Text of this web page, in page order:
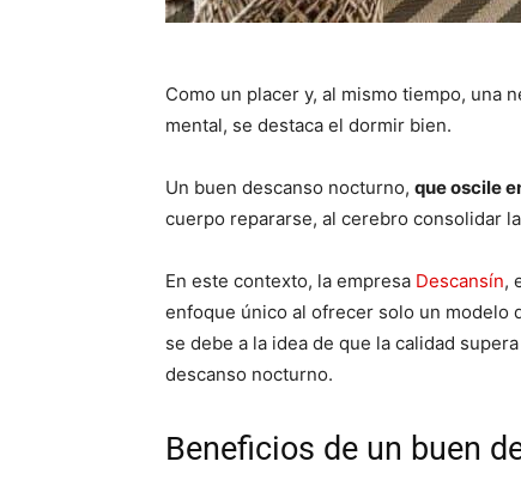
Como un placer y, al mismo tiempo, una
mental, se destaca el dormir bien.
Un buen descanso nocturno, que oscile
cuerpo repararse, al cerebro consolidar
En este contexto, la empresa Descansín,
enfoque único al ofrecer solo un modelo
se debe a la idea de que la calidad
descanso nocturno.
Beneficios de un buen